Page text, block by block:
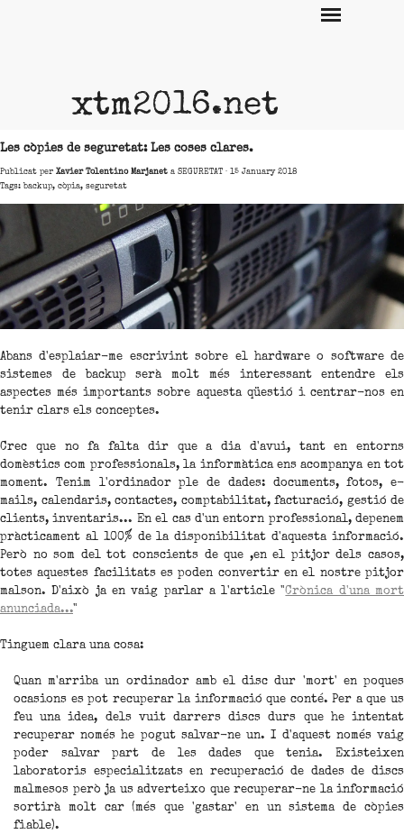
xtm2016.net
Les còpies de seguretat: Les coses clares.
Publicat per Xavier Tolentino Marjanet a SEGURETAT · 15 January 2018
Tags:backup, còpia, seguretat
Abans d'esplaiar-me escrivint sobre el hardware o software de
sistemes de backup serà molt més interessant entendre els
aspectes més importants sobre aquesta qüestió i centrar-nos en
tenir clars els conceptes.
Crec que no fa falta dir que a dia d'avui, tant en entorns
domèstics com professionals, la informàtica ens acompanya en tot
moment. Tenim l'ordinador ple de dades: documents, fotos, e-
mails, calendaris, contactes, comptabilitat, facturació, gestió de
clients, inventaris... En el cas d'un entorn professional, depenem
pràcticament al 100% de la disponibilitat d'aquesta informació.
Però no som del tot conscients de que ,en el pitjor dels casos,
totes aquestes facilitats es poden convertir en el nostre pitjor
malson. D'això ja en vaig parlar a l'article "Crònica d'una mort
anunciada..."
Tinguem clara una cosa:
Quan m'arriba un ordinador amb el disc dur 'mort' en poques
ocasions es pot recuperar la informació que conté. Per a que us
feu una idea, dels vuit darrers discs durs que he intentat
recuperar només he pogut salvar-ne un. I d'aquest només vaig
poder salvar part de les dades que tenia. Existeixen
laboratoris especialitzats en recuperació de dades de discs
malmesos però ja us adverteixo que recuperar-ne la informació
sortirà molt car (més que 'gastar' en un sistema de còpies
fiable).